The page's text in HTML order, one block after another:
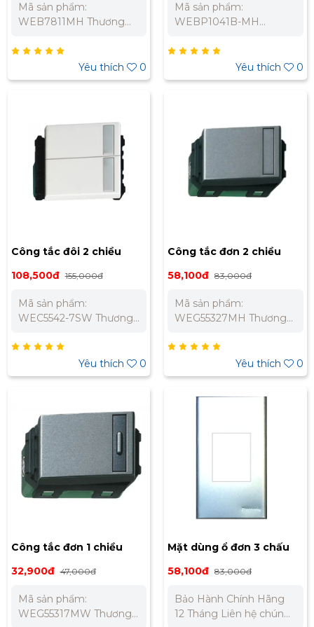
Mã sản phẩm:
WEB7811MH Thương
sản phẩm: Refina Loại:
Dùng cho 1 thiết bị Chất
liệu: Nhựa cách điện an
chúng tôi để nhận báo
giá tốt nhất cho dự án.
Miền Bắc : 0989 310
979 – 0973 106 269 Miền
Nam: 0902 303 733 –
0945 332 980
Yêu thích 0
MH
Mã sản phẩm:
WEBP1041B-MH
Dòng sản phẩm: Refina
Điện áp định mức:
250VAC Dòng điện định
Liên hệ chúng tôi để
nhận báo giá tốt nhất
cho dự án. Miền Bắc
: 0989 310 979 – 0973
106 269 Miền
Nam: 0902 303 733 –
Yêu thích 0
Công tắc đôi 2 chiều
màu trắng, dùng với mặt
7SW
108,500đ 155,000đ
Mã sản phẩm:
WEC5542-7SW Thương
sản phẩm: Refina Loại:
Công tắc C, 2 chiều, loại
đôi Điện áp định mức:
Trắng Bảo Hành Chính
Hãng 12 Tháng Liên hệ
chúng tôi để nhận báo
giá tốt nhất cho dự án.
Miền Bắc : 0989 310
979 – 0973 106 269 Miền
Yêu thích 0
Công tắc đơn 2 chiều
màu xám ánh kim
58,100đ 83,000đ
Mã sản phẩm:
WEG55327MH Thương
sản phẩm: Refina Loại:
Công tắc C, 2 chiều Điện
áp định mức: 250VAC
kim Bảo Hành Chính
Hãng 12 Tháng Liên hệ
giá tốt nhất cho dự án.
Miền Bắc : 0989 310
979 – 0973 106 269 Miền
Yêu thích 0
Công tắc đơn 1 chiều
màu xám ánh kim
32,900đ 47,000đ
Mã sản phẩm:
WEG55317MW Thương
Mặt dùng ổ đơn 3 chấu
nhôm WEG650290-1
58,100đ 83,000đ
Bảo Hành Chính Hãng
12 Tháng Liên hệ chúng